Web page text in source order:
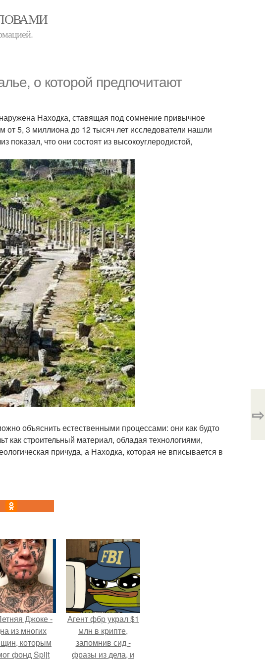
о которой предпочитают
Находка, ставящая под сомнение привычное
от 5, 3 миллиона до 12 тысяч лет исследователи нашли
показал, что они состоят из высокоуглеродистой,
объяснить естественными процессами: они как будто
как строительный материал, обладая технологиями,
причуда, а Находка, которая не вписывается в
⇨
Джоке -
из многих
которым
фонд Spijt
Агент фбр украл $1
млн в крипте,
запомнив сид -
фразы из дела, и